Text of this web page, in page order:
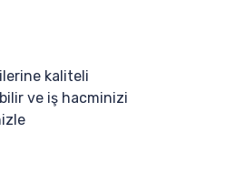
kaliteli
ve iş hacminizi